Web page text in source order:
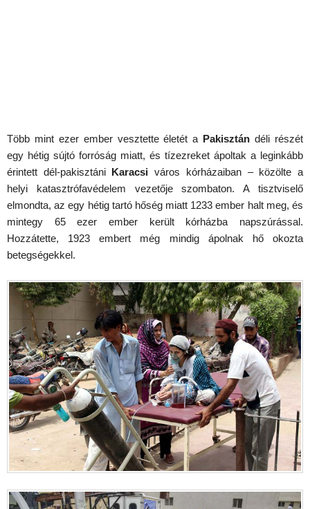
Több mint ezer ember vesztette életét a Pakisztán déli részét
egy hétig sújtó forróság miatt, és tízezreket ápoltak a leginkább
érintett dél-pakisztáni Karacsi város kórházaiban – közölte a
helyi katasztrófavédelem vezetője szombaton. A tisztviselő
elmondta, az egy hétig tartó hőség miatt 1233 ember halt meg, és
mintegy 65 ezer ember került kórházba napszúrással.
Hozzátette, 1923 embert még mindig ápolnak hő okozta
betegségekkel.